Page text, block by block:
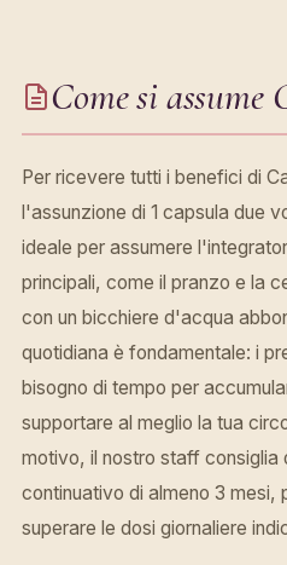
Come si assume
Per ricevere tutti i benefici di
l'assunzione di 1 capsula due
ideale per assumere
principali, come il pranzo e la
con un bicchiere d'acqua
quotidiana è fondamentale: i
bisogno di tempo per
supportare al meglio la tua
motivo, il nostro staff consiglia
continuativo di almeno 3 mesi,
superare le dosi giornaliere